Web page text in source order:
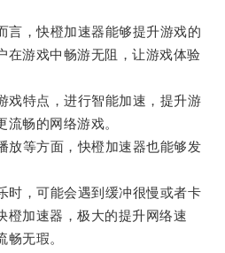
，快橙加速器能够提升游戏的
在游戏中畅游无阻，让游戏体验
特点，进行智能加速，提升游
畅的网络游戏。
等方面，快橙加速器也能够发
，可能会遇到缓冲很慢或者卡
橙加速器，极大的提升网络速
畅无瑕。